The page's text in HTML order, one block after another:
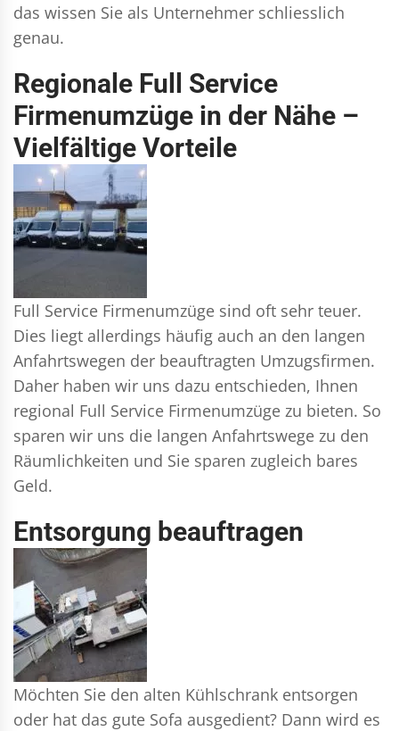
das wissen Sie als Unternehmer schliesslich
genau.
Regionale Full Service
Firmenumzüge in der Nähe –
Vielfältige Vorteile
Full Service Firmenumzüge sind oft sehr teuer.
Dies liegt allerdings häufig auch an den langen
Anfahrtswegen der beauftragten Umzugsfirmen.
Daher haben wir uns dazu entschieden, Ihnen
regional Full Service Firmenumzüge zu bieten. So
sparen wir uns die langen Anfahrtswege zu den
Räumlichkeiten und Sie sparen zugleich bares
Geld.
Entsorgung beauftragen
Möchten Sie den alten Kühlschrank entsorgen
oder hat das gute Sofa ausgedient? Dann wird es